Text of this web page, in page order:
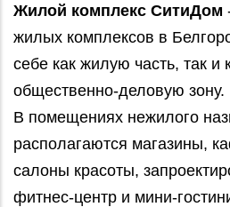
Жилой комплекс СитиДом
жилых комплексов в
себе как жилую часть, так и
общественно-деловую зону.
В помещениях нежилого
располагаются магазины,
салоны красоты,
фитнес-центр и мини-